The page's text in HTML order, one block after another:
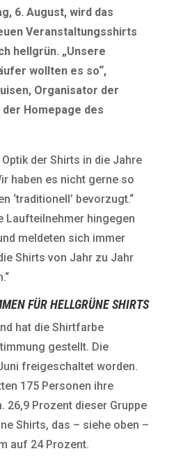
6. August, wird das
Veranstaltungsshirts
hellgrün. „Unsere
wollten es so“,
Organisator der
Homepage des
der Shirts in die Jahre
haben es nicht gerne so
‘traditionell’ bevorzugt.“
Laufteilnehmer hingegen
meldeten sich immer
Shirts von Jahr zu Jahr
FÜR HELLGRÜNE SHIRTS
hat die Shirtfarbe
gestellt. Die
freigeschaltet worden.
175 Personen ihre
26,9 Prozent dieser Gruppe
Shirts, das – siehe oben –
auf 24 Prozent.